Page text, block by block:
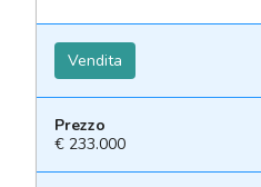
Vendita
Prezzo
€ 233.000